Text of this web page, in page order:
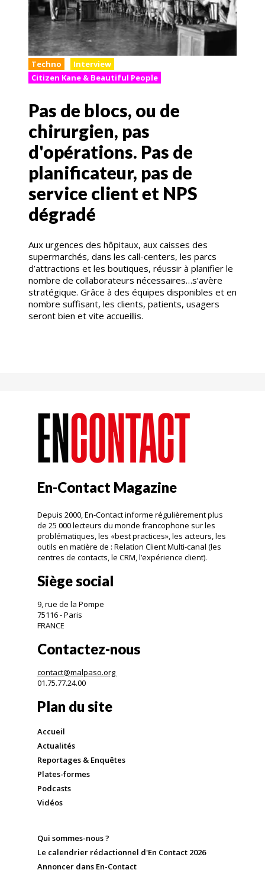
Techno
Interview
Citizen Kane & Beautiful People
Pas de blocs, ou de
chirurgien, pas
d'opérations. Pas de
planificateur, pas de
service client et NPS
dégradé
Aux urgences des hôpitaux, aux caisses des
supermarchés, dans les call-centers, les parcs
d’attractions et les boutiques, réussir à planifier le
nombre de collaborateurs nécessaires…s’avère
stratégique. Grâce à des équipes disponibles et en
nombre suffisant, les clients, patients, usagers
seront bien et vite accueillis.
En-Contact Magazine
Depuis 2000, En-Contact informe régulièrement plus
de 25 000 lecteurs du monde francophone sur les
problématiques, les «best practices», les acteurs, les
outils en matière de : Relation Client Multi-canal (les
centres de contacts, le CRM, l’expérience client).
Siège social
9, rue de la Pompe
75116 - Paris
FRANCE
Contactez-nous
contact@malpaso.org
01.75.77.24.00
Plan du site
Accueil
Actualités
Reportages & Enquêtes
Plates-formes
Podcasts
Vidéos
Qui sommes-nous ?
Le calendrier rédactionnel d'En Contact 2026
Annoncer dans En-Contact